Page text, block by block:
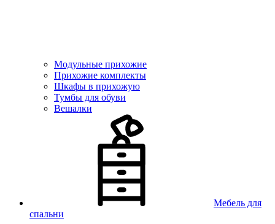
Модульные прихожие
Прихожие комплекты
Шкафы в прихожую
Тумбы для обуви
Вешалки
Мебель для
спальни